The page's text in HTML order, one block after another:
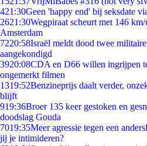
421:30Geen 'happy end' bij seksdate
2621:30Wegpiraat scheurt met 146
Amsterdam
7220:58Israël meldt dood twee
aangekondigd
3920:08CDA en D66 willen ingrijpen
ongemerkt filmen
1319:52Benzineprijs daalt verder,
blijft
919:36Broer 135 keer gestoken en
doodslag Gouda
7019:35Meer agressie tegen een
jij je intimideren?